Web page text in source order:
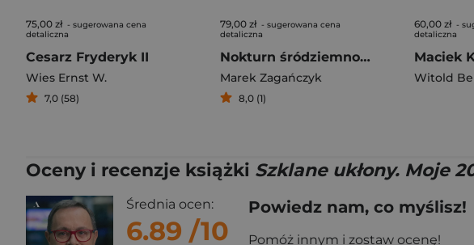
75,00 zł - sugerowana cena
detaliczna
Cesarz Fryderyk II
Wies Ernst W.
7,0 (58)
79,00 zł - sugerowana cena
detaliczna
Nokturn śródziemnomorski
Marek Zagańczyk
8,0 (1)
60,00 zł -
detaliczna
Witold
Oceny i recenzje książki Szklane ukłony. Moje
Średnia ocen:
6.89 /10
Powiedz nam, co myślisz!
Pomóż innym i zostaw ocenę!